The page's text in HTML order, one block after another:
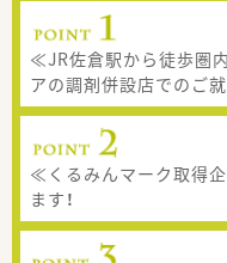
≪JR佐倉駅から徒歩圏
アの調剤併設店でのご
≪くるみんマーク取得
ます！